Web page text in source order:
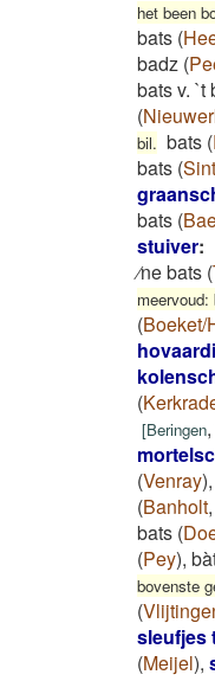
het been
bats (
badz (
bats v. `t
(
bil. bats (
bats (
bats (
stuiver:
⁄ne bats (
meervoud:
(Boeket/
(
[Beringen,
(Venray),
(Banholt,
bats (
(Pey),
bovenste
(
sleufjes
(Meijel),